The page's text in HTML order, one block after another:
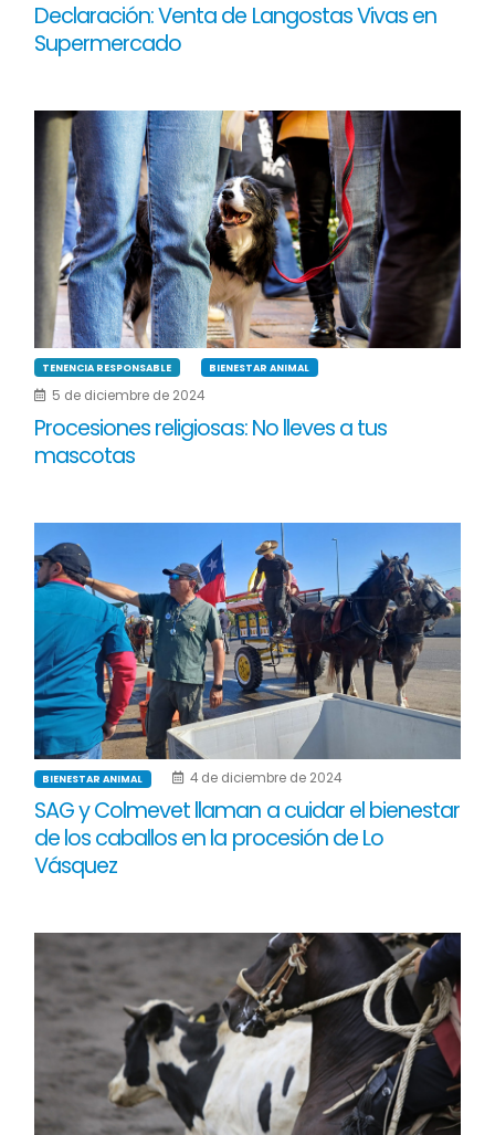
Declaración: Venta de Langostas Vivas en
Supermercado
TENENCIA RESPONSABLE BIENESTAR ANIMAL
5 de diciembre de 2024
Procesiones religiosas: No lleves a tus
mascotas
BIENESTAR ANIMAL 4 de diciembre de 2024
SAG y Colmevet llaman a cuidar el bienestar
de los caballos en la procesión de Lo
Vásquez